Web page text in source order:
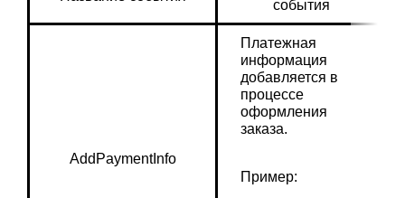
события
AddPaymentInfo
Платежная
информация
добавляется в
процессе
оформления
заказа.
Пример: